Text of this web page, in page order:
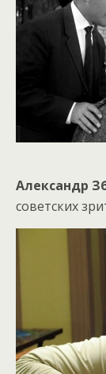
Александр
советских